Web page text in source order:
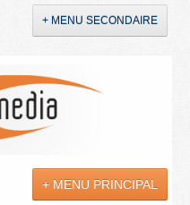
+ MENU SECONDAIRE
+ MENU PRINCIPAL